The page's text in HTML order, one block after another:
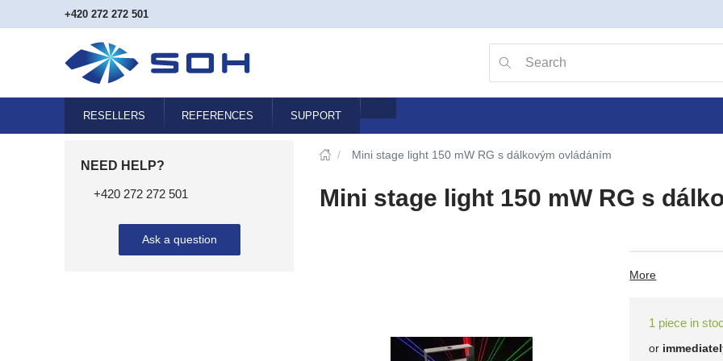
+420 272 272 501
RESELLERS REFERENCES SUPPORT
/ Mini stage light 150 mW RG s dálkovým ovládáním
Mini stage light 150 mW RG s
More
1 piece in
or
NEED HELP?
+420 272 272 501
Ask a question